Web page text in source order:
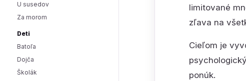
U susedov
Za morom
Deti
Batoľa
Dojča
Školák
limitované
zľava na
Cieľom je
ponúk.